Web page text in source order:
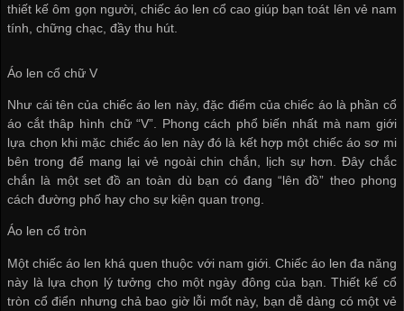
thiết kế ôm gọn người, chiếc áo len cổ cao giúp bạn toát lên vẻ nam
tính, chững chạc, đầy thu hút.
Áo len cổ chữ V
Như cái tên của chiếc áo len này, đặc điểm của chiếc áo là phần cổ
áo cắt thâp hình chữ “V”. Phong cách phổ biến nhất mà nam giới
lựa chọn khi mặc chiếc áo len này đó là kết hợp một chiếc áo sơ mi
bên trong để mang lại vẻ ngoài chin chắn, lịch sự hơn. Đây chắc
chắn là một set đồ an toàn dù bạn có đang “lên đồ” theo phong
cách đường phố hay cho sự kiện quan trọng.
Áo len cổ tròn
Một chiếc áo len khá quen thuộc với nam giới. Chiếc áo len đa năng
này là lựa chọn lý tưởng cho một ngày đông của bạn. Thiết kế cổ
tròn cổ điển nhưng chả bao giờ lỗi mốt này, bạn dễ dàng có một vẻ